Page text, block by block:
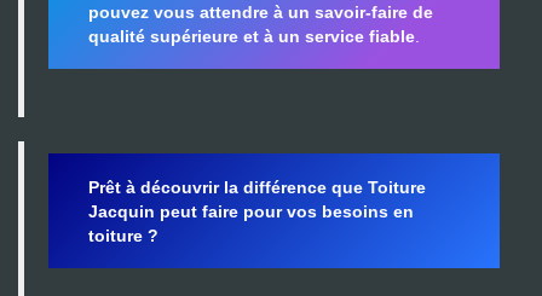
pouvez vous attendre à un savoir-faire de
qualité supérieure et à un service fiable
Prêt à découvrir la différence que Toiture
Jacquin peut faire pour vos besoins en
toiture ?